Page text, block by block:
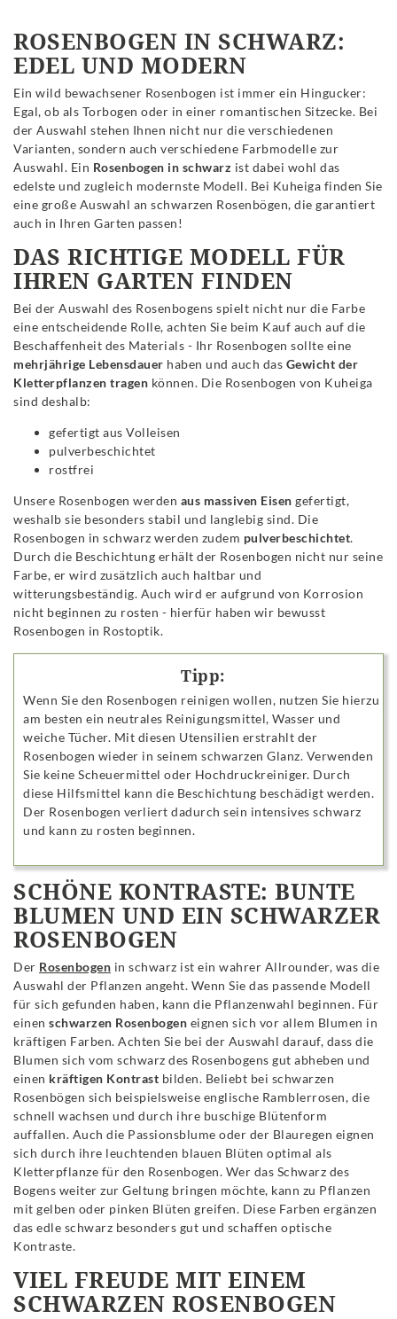
ROSENBOGEN IN SCHWARZ:
EDEL UND MODERN
Ein wild bewachsener Rosenbogen ist immer ein Hingucker:
Egal, ob als Torbogen oder in einer romantischen Sitzecke. Bei
der Auswahl stehen Ihnen nicht nur die verschiedenen
Varianten, sondern auch verschiedene Farbmodelle zur
Auswahl. Ein Rosenbogen in schwarz ist dabei wohl das
edelste und zugleich modernste Modell. Bei Kuheiga finden Sie
eine große Auswahl an schwarzen Rosenbögen, die garantiert
auch in Ihren Garten passen!
DAS RICHTIGE MODELL FÜR
IHREN GARTEN FINDEN
Bei der Auswahl des Rosenbogens spielt nicht nur die Farbe
eine entscheidende Rolle, achten Sie beim Kauf auch auf die
Beschaffenheit des Materials - Ihr Rosenbogen sollte eine
mehrjährige Lebensdauer haben und auch das Gewicht der
Kletterpflanzen tragen können. Die Rosenbogen von Kuheiga
sind deshalb:
gefertigt aus Volleisen
pulverbeschichtet
rostfrei
Unsere Rosenbogen werden aus massiven Eisen gefertigt,
weshalb sie besonders stabil und langlebig sind. Die
Rosenbogen in schwarz werden zudem pulverbeschichtet.
Durch die Beschichtung erhält der Rosenbogen nicht nur seine
Farbe, er wird zusätzlich auch haltbar und
witterungsbeständig. Auch wird er aufgrund von Korrosion
nicht beginnen zu rosten - hierfür haben wir bewusst
Rosenbogen in Rostoptik.
Tipp:
Wenn Sie den Rosenbogen reinigen wollen, nutzen Sie hierzu
am besten ein neutrales Reinigungsmittel, Wasser und
weiche Tücher. Mit diesen Utensilien erstrahlt der
Rosenbogen wieder in seinem schwarzen Glanz. Verwenden
Sie keine Scheuermittel oder Hochdruckreiniger. Durch
diese Hilfsmittel kann die Beschichtung beschädigt werden.
Der Rosenbogen verliert dadurch sein intensives schwarz
und kann zu rosten beginnen.
SCHÖNE KONTRASTE: BUNTE
BLUMEN UND EIN SCHWARZER
ROSENBOGEN
Der Rosenbogen in schwarz ist ein wahrer Allrounder, was die
Auswahl der Pflanzen angeht. Wenn Sie das passende Modell
für sich gefunden haben, kann die Pflanzenwahl beginnen. Für
einen schwarzen Rosenbogen eignen sich vor allem Blumen in
kräftigen Farben. Achten Sie bei der Auswahl darauf, dass die
Blumen sich vom schwarz des Rosenbogens gut abheben und
einen kräftigen Kontrast bilden. Beliebt bei schwarzen
Rosenbögen sich beispielsweise englische Ramblerrosen, die
schnell wachsen und durch ihre buschige Blütenform
auffallen. Auch die Passionsblume oder der Blauregen eignen
sich durch ihre leuchtenden blauen Blüten optimal als
Kletterpflanze für den Rosenbogen. Wer das Schwarz des
Bogens weiter zur Geltung bringen möchte, kann zu Pflanzen
mit gelben oder pinken Blüten greifen. Diese Farben ergänzen
das edle schwarz besonders gut und schaffen optische
Kontraste.
VIEL FREUDE MIT EINEM
SCHWARZEN ROSENBOGEN